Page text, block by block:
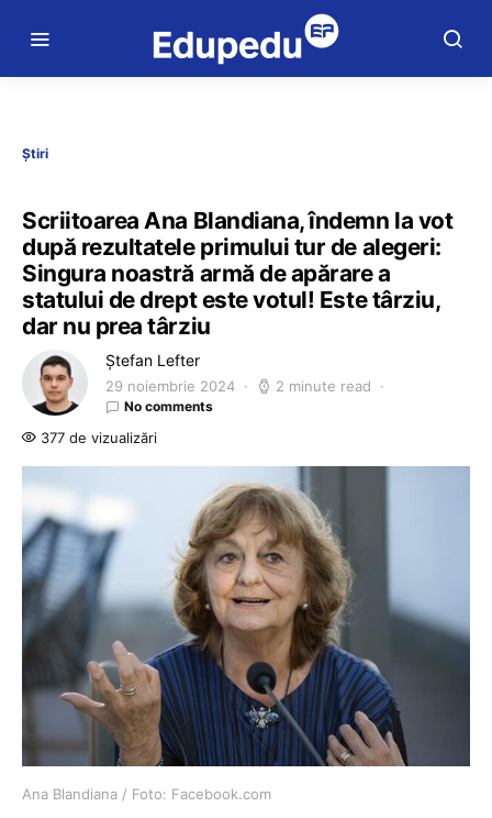
Știri
Scriitoarea Ana Blandiana, îndemn la vot
după rezultatele primului tur de alegeri:
Singura noastră armă de apărare a
statului de drept este votul! Este târziu,
dar nu prea târziu
Ștefan Lefter
29 noiembrie 2024 2 minute read
No comments
377 de vizualizări
Ana Blandiana / Foto: Facebook.com